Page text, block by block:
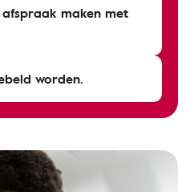
maken met
worden.